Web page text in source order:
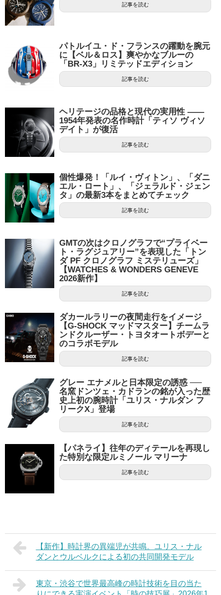
記事を読む
パトルイユ・ド・フランスの躍動を腕元
に【ベル＆ロス】爽やかなブルーの
「BR-X3」リミテッドエディション
記事を読む
ヘリテージの品格と現代の実用性 ――
1954年発表の名作時計「ティソ ヴィソ
デイト」が復活
記事を読む
個性爆発！「ルイ・ヴィトン」、「ダニ
エル・ロート」、「ジェラルド・ジェン
タ」の最新3本をまとめてチェック
記事を読む
GMTの次はクロノグラフで“プライベー
ト・ラグジュアリー”を表現した「トン
ダ PF クロノグラフ ミステリューズ」
【WATCHES & WONDERS GENEVE
2026新作】
記事を読む
ダカールラリーの夜間走行をイメージ
【G-SHOCK マッドマスター】チームラ
ンドクルーザー・トヨタオートボデーと
のコラボモデル
記事を読む
グレー エナメルと日本限定の誘惑 ──
名窯ドンツェ・カドランの銘が入った歴
史上初の腕時計「ユリス・ナルダン フ
リークX」登場
記事を読む
【パネライ】往年のディテールを再現し
た特別な限定ルミノール マリーナ
記事を読む
【新作】時計界の異端児が共鳴。ユリス・ナル
ダンとウルベルクによる初の共同開発モデル
東京・渋谷で世界最高峰の時計技術を目の当た